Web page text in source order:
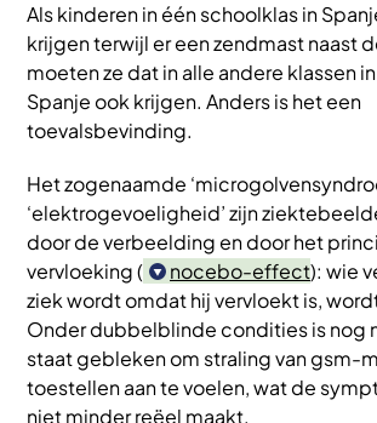
Als kinderen in één schoolklas in
krijgen terwijl er een zendmast naast
moeten ze dat in alle andere klassen
Spanje ook krijgen. Anders is het een
toevalsbevinding.
Het zogenaamde
‘elektrogevoeligheid’ zijn
door de verbeelding en door het
vervloeking (
nocebo-effect): wie
ziek wordt omdat hij vervloekt is,
Onder dubbelblinde condities is nog
staat gebleken om straling van gsm-
toestellen aan te voelen, wat de
niet minder reëel maakt.